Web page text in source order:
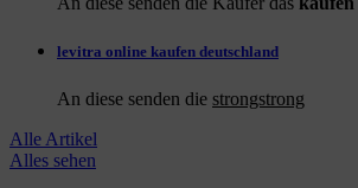
levitra online kaufen deutschland
An diese senden die strongstrong
Alle Artikel
Alles sehen